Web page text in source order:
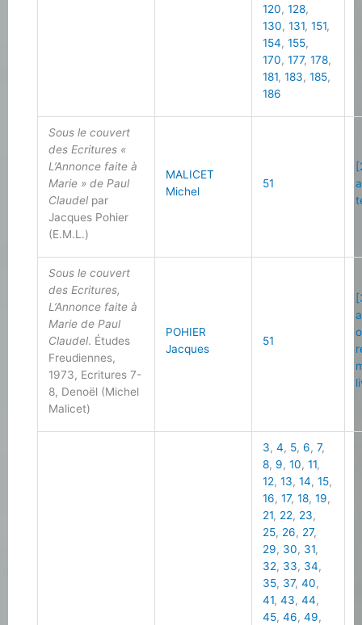
120,128,
130,131,151,
154,155,
170,177,178,
181,183,185,
186
Sous le couvert
des Ecritures «
L’Annonce faite à
Marie » de Paul
Claudel par
Jacques Pohier
(E.M.L.)
MALICET
Michel
51
Sous le couvert
des Ecritures,
L’Annonce faite à
Marie de Paul
Claudel. Études
Freudiennes,
1973, Ecritures 7-
8, Denoël (Michel
Malicet)
POHIER
Jacques
51
3,4, 5,6,7,
8, 9,10,11,
12,13,14,15,
16,17,18,19,
21, 22, 23,
25, 26, 27,
29, 30, 31,
32, 33, 34,
35, 37,40,
41,43,44,
45,46,49,